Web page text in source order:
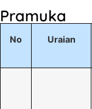
Pramuka
No Uraian